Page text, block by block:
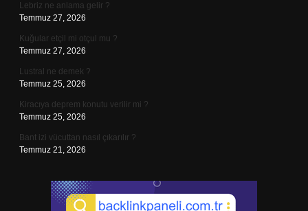
Lebriz ne anlama gelir ?
Temmuz 27, 2026
Kuğular etçil mi otçul mu ?
Temmuz 27, 2026
Lustral ne demek ?
Temmuz 25, 2026
Kiracıya deprem konutu verilir mi ?
Temmuz 25, 2026
Bant izi vücuttan nasıl çıkarılır ?
Temmuz 21, 2026